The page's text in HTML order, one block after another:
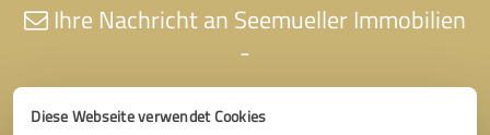
Diese Webseite verwendet Cookies
Ihre Nachricht an Seemueller Immobilien
-